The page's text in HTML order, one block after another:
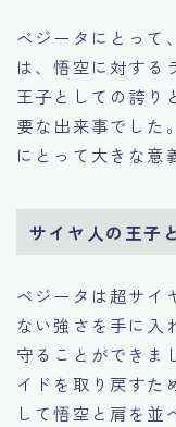
ベジータにとって
は、悟空に対する
王子としての誇り
要な出来事でした
にとって大きな意
サイヤ人の王子
ベジータは超サイ
ない強さを手に入
守ることができま
イドを取り戻すた
して悟空と肩を並